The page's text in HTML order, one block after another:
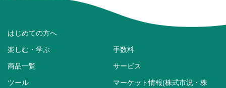
はじめての方へ
楽しむ・学ぶ 手数料
商品一覧 サービス
ツール
マーケット情報(株式市況・株